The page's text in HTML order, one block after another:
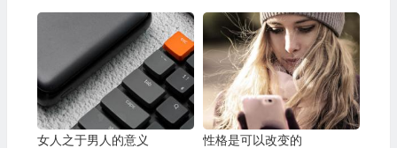
女人之于男人的意义 性格是可以改变的